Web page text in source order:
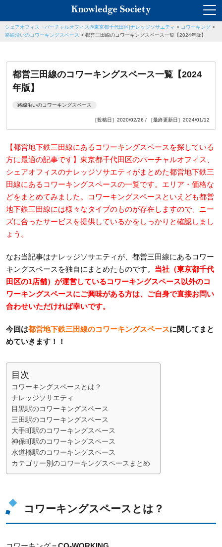
シェアオフィス・バーチャルオフィス@東京都千代田区|ナレッジソサエティ > コワーキング >
路線沿いのコワーキングスペース > 都営三田線のコワーキングスペース一覧【2024年版】
都営三田線のコワーキングスペース一覧【2024
年版】
路線沿いのコワーキングスペース
［投稿日］2020/02/26 / ［最終更新日］2024/01/12
【都営地下鉄三田線にあるコワーキングスペースを探している
方に最適の記事です】東京都千代田区のバーチャルオフィス、
シェアオフィスのナレッジソサエティがまとめた都営地下鉄三
田線にあるコワーキングスペースの一覧です。エリア・価格な
どをまとめてみました。コワーキングスペースといえども都営
地下鉄三田線には様々なタイプのものが存在しますので、ニー
ズに合ったサービスを提供しているかをしっかりと確認しまし
ょう。
なお当記事はナレッジソサエティが、都営三田線にあるコワー
キングスペースを独自にまとめたものです。 当社（東京都千代
田区の1店舗）が運営しているコワーキングスペース以外のコ
ワーキングスペースにご興味がある方は、ご自身で直接お問い
合わせいただければ幸いです。
今回は都営地下鉄三田線のコワーキングスペースに関してまと
めていきます！！
目次
コワーキングスペースとは？
ナレッジソサエティ
目黒駅のコワーキングスペース
三田駅のコワーキングスペース
大手町駅のコワーキングスペース
神保町駅のコワーキングスペース
水道橋駅のコワーキングスペース
カテゴリー別のコワーキングスペースまとめ
コワーキングスペースとは？